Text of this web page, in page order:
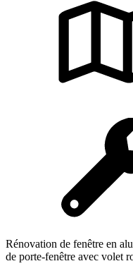
Rénovation de fenêtre en
de porte-fenêtre avec volet